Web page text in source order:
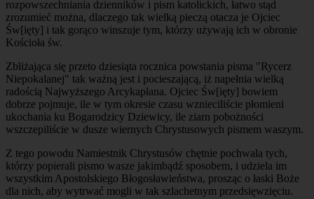
rozpowszechniania dzienników i pism katolickich, łatwo stąd
zrozumieć można, dlaczego tak wielką pieczą otacza je Ojciec
Św[ięty] i tak gorąco winszuje tym, którzy używają ich w obronie
Kościoła św.
Zbliżająca się przeto dziesiąta rocznica powstania pisma "Rycerz
Niepokalanej" tak ważną jest i pocieszającą, iż napełnia wielką
radością Najwyższego Arcykapłana. Ojciec Św[ięty] bowiem
dobrze pojmuje, ile w tym okresie czasu wznieciliście płomieni
ukochania ku Bogarodzicy Dziewicy, ile ziarn pobożności
wszczepiliście w dusze wiernych Chrystusowych pismem waszym.
Z tego powodu Namiestnik Chrystusów chętnie pochwala tych,
którzy popierali pismo wasze jakimbądź sposobem, i udziela im
wszystkim Apostolskiego Błogosławieństwa, prosząc o łaski Boże
dla nich, aby wytrwać mogli w tak szlachetnym przedsięwzięciu.